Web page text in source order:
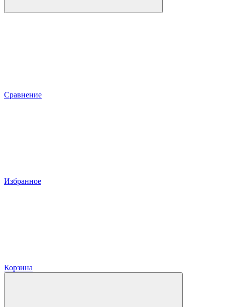
Сравнение
Избранное
Корзина